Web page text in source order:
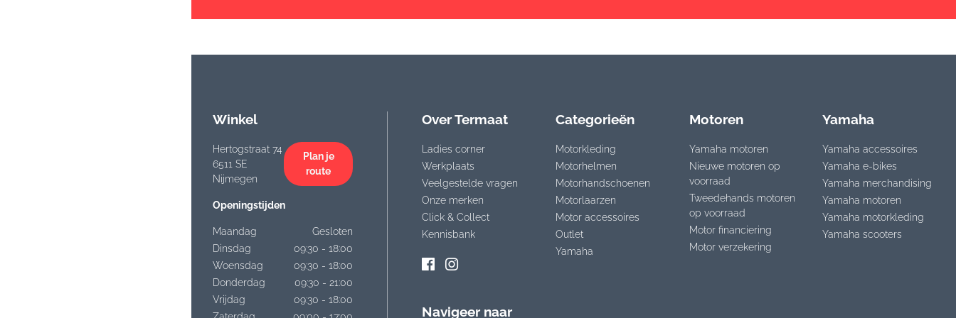
Winkel
Hertogstraat 74
6511 SE
Nijmegen
Plan je
route
Openingstijden
Maandag
Gesloten
Dinsdag
09:30 - 18:00
Woensdag
09:30 - 18:00
Donderdag
09:30 - 21:00
Vrijdag
09:30 - 18:00
Over Termaat
Ladies corner
Werkplaats
Veelgestelde vragen
Onze merken
Click & Collect
Kennisbank
Categorieën
Motorkleding
Motorhelmen
Motorhandschoenen
Motorlaarzen
Motor accessoires
Outlet
Yamaha
Motoren
Yamaha motoren
Nieuwe motoren op
voorraad
Tweedehands motoren
op voorraad
Motor financiering
Motor verzekering
Yamaha
Yamaha accessoires
Yamaha e-bikes
Yamaha merchandising
Yamaha motoren
Yamaha motorkleding
Yamaha scooters
Navigeer naar